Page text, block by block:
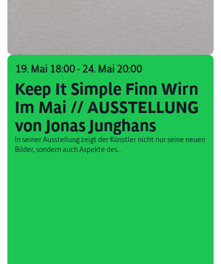
19. Mai 18:00 - 24. Mai 20:00
Keep It Simple Finn Wirn
Im Mai // AUSSTELLUNG
von Jonas Junghans
In seiner Ausstellung zeigt der Künstler nicht nur seine neuen
Bilder, sondern auch Aspekte des...